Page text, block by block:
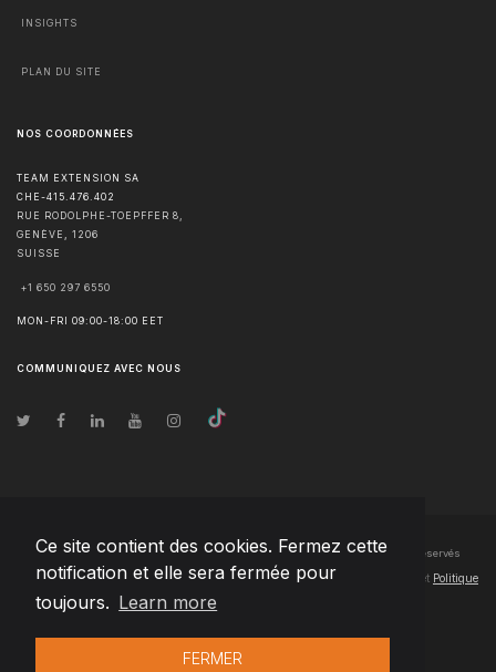
Ce site contient des cookies. Fermez cette
notification et elle sera fermée pour
toujours. Learn more
FERMER
INSIGHTS
PLAN DU SITE
NOS COORDONNÉES
TEAM EXTENSION SA
CHE-415.476.402
RUE RODOLPHE-TOEPFFER 8,
GENÈVE
1206
SUISSE
+1 650 297 6550
MON-FRI 09:00-18:00 EET
COMMUNIQUEZ AVEC NOUS
© Droits d'auteur2026 Team Extension SA France- Tous les droits sont réservés
Changelog● En utilisant ce site, vous acceptez nos Conditions d'utilisation et Politique
de confidentialité